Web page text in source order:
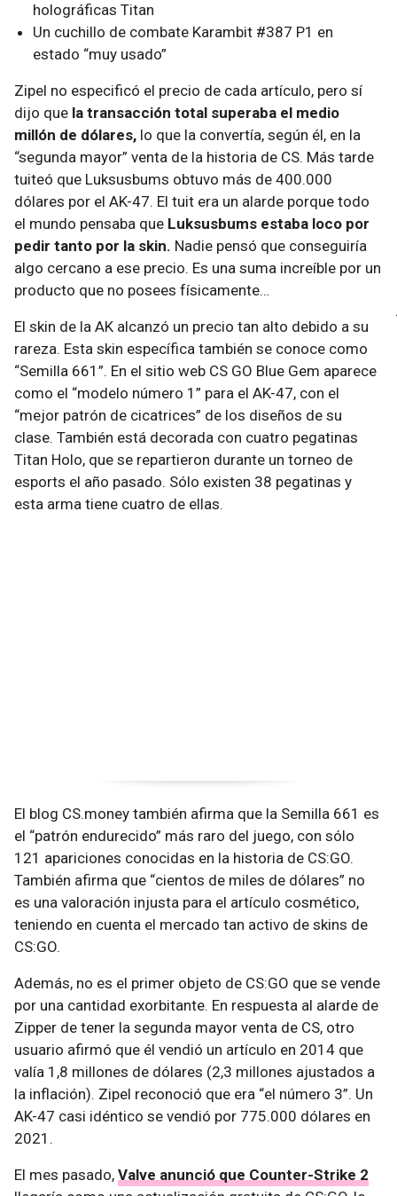
holográficas Titan
Un cuchillo de combate Karambit #387 P1 en
estado “muy usado”
Zipel no especificó el precio de cada artículo, pero sí
dijo que la transacción total superaba el medio
millón de dólares, lo que la convertía, según él, en la
“segunda mayor” venta de la historia de CS. Más tarde
tuiteó que Luksusbums obtuvo más de 400.000
dólares por el AK-47. El tuit era un alarde porque todo
el mundo pensaba que Luksusbums estaba loco por
pedir tanto por la skin. Nadie pensó que conseguiría
algo cercano a ese precio. Es una suma increíble por un
producto que no posees físicamente…
El skin de la AK alcanzó un precio tan alto debido a su
rareza. Esta skin específica también se conoce como
“Semilla 661”. En el sitio web CS GO Blue Gem aparece
como el “modelo número 1” para el AK-47, con el
“mejor patrón de cicatrices” de los diseños de su
clase. También está decorada con cuatro pegatinas
Titan Holo, que se repartieron durante un torneo de
esports el año pasado. Sólo existen 38 pegatinas y
esta arma tiene cuatro de ellas.
El blog CS.money también afirma que la Semilla 661 es
el “patrón endurecido” más raro del juego, con sólo
121 apariciones conocidas en la historia de CS:GO.
También afirma que “cientos de miles de dólares” no
es una valoración injusta para el artículo cosmético,
teniendo en cuenta el mercado tan activo de skins de
CS:GO.
Además, no es el primer objeto de CS:GO que se vende
por una cantidad exorbitante. En respuesta al alarde de
Zipper de tener la segunda mayor venta de CS, otro
usuario afirmó que él vendió un artículo en 2014 que
valía 1,8 millones de dólares (2,3 millones ajustados a
la inflación). Zipel reconoció que era “el número 3”. Un
AK-47 casi idéntico se vendió por 775.000 dólares en
2021.
El mes pasado, Valve anunció que Counter-Strike 2